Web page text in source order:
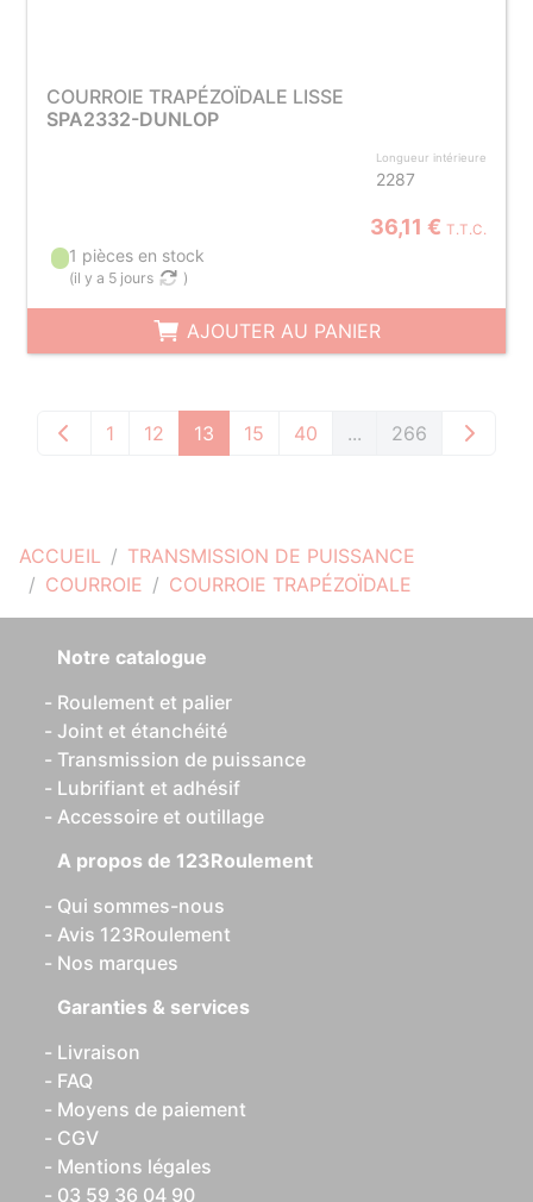
ACCUEIL
TRANSMISSION DE PUISSANCE
COURROIE
COURROIE TRAPÉZOÏDALE
COURROIE TRAPÉZOÏDALE LISSE
SPA2332-DUNLOP
Longueur intérieure
2287
36,11 € T.T.C.
1 pièces en stock
(il y a 5 jours )
AJOUTER AU PANIER
1 12 13 15 40 ... 266
Notre catalogue
Roulement et palier
Joint et étanchéité
Transmission de puissance
Lubrifiant et adhésif
Accessoire et outillage
A propos de 123Roulement
Qui sommes-nous
Avis 123Roulement
Nos marques
Garanties & services
Livraison
FAQ
Moyens de paiement
CGV
Mentions légales
03 59 36 04 90